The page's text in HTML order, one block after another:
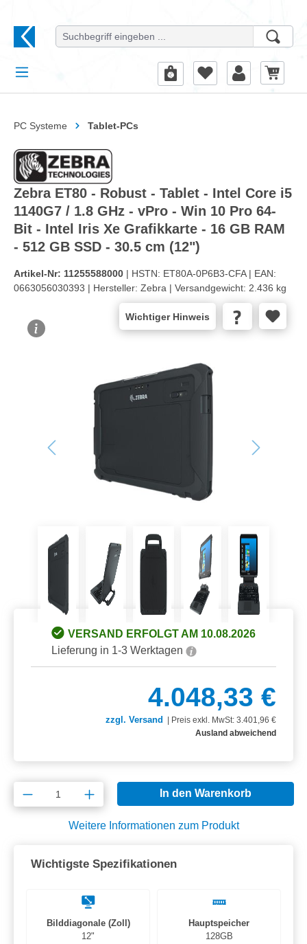
PC Systeme Tablet-PCs
Zebra ET80 - Robust - Tablet - Intel Core i5
1140G7 / 1.8 GHz - vPro - Win 10 Pro 64-
Bit - Intel Iris Xe Grafikkarte - 16 GB RAM
- 512 GB SSD - 30.5 cm (12")
Artikel-Nr: 11255588000 | HSTN: ET80A-0P6B3-CFA | EAN:
0663056030393 | Hersteller: Zebra | Versandgewicht: 2.436 kg
Wichtiger Hinweis
VERSAND ERFOLGT AM 10.08.2026
Lieferung in 1-3 Werktagen
4.048,33 €
zzgl. Versand
Preis exkl. MwSt: 3.401,96 €
Ausland abweichend
Produkt Anzahl: Gib den gewünschten
In den Warenkorb
Weitere Informationen zum Produkt
Wichtigste Spezifikationen
Bilddiagonale (Zoll)
12"
Hauptspeicher
128GB